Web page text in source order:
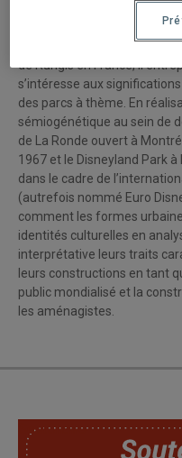
aménagement touristique
de Lille 1 et d’un parcours
notamment été
de Rungis en France, il
s’intéresse aux
des parcs à thème. En
sémiogénétique au sein de
de La Ronde ouvert à
1967 et le Disneyland Park
dans le cadre de
(autrefois nommé Euro
comment les formes
identités culturelles en
interprétative leurs traits
leurs constructions en tant
public mondialisé et la
les aménagistes.
SoutChaire